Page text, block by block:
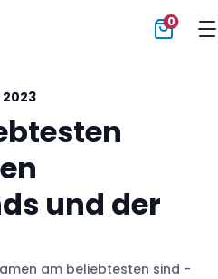
0
2023
und der
am beliebtesten sind -